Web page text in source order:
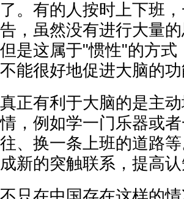
了。有的人按时上下班
告，虽然没有进行大量
但是这属于"惯性"的方
不能很好地促进大脑的功
真正有利于大脑的是主
情，例如学一门乐器或
往、换一条上班的道路
成新的突触联系，提高